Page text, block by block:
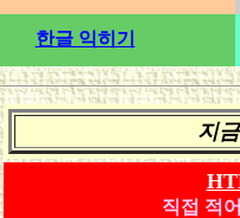
한글 익히기
지
직접 적